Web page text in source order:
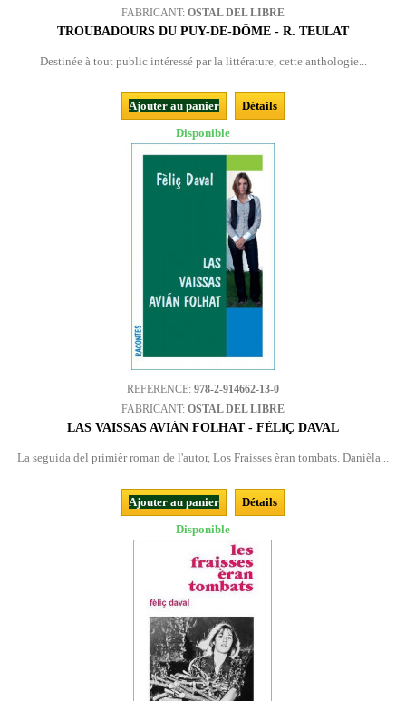
FABRICANT: OSTAL DEL LIBRE
TROUBADOURS DU PUY-DE-DÔME - R. TEULAT
Destinée à tout public intéressé par la littérature, cette anthologie...
Ajouter au panier
Détails
Disponible
REFERENCE: 978-2-914662-13-0
FABRICANT: OSTAL DEL LIBRE
LAS VAISSAS AVIÁN FOLHAT - FÈLIÇ DAVAL
La seguida del primièr roman de l'autor, Los Fraisses èran tombats. Danièla...
Ajouter au panier
Détails
Disponible